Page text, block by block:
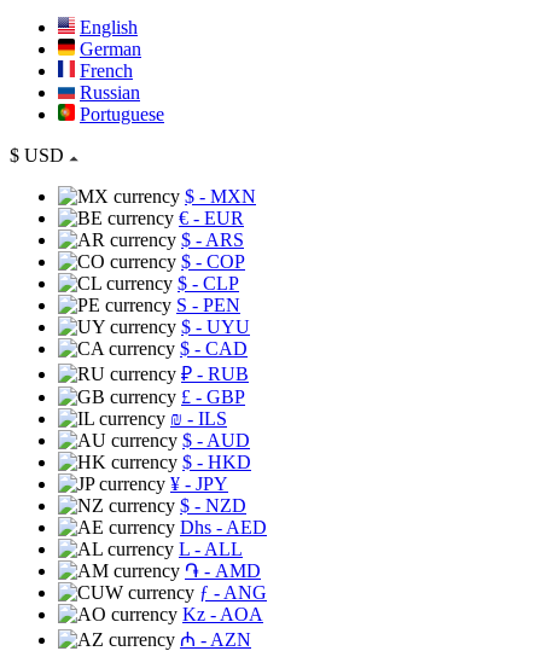
English
German
French
Russian
Portuguese
$ USD
$ - MXN
€ - EUR
$ - ARS
$ - COP
$ - CLP
S - PEN
$ - UYU
$ - CAD
₽ - RUB
£ - GBP
₪ - ILS
$ - AUD
$ - HKD
¥ - JPY
$ - NZD
Dhs - AED
L - ALL
֏ - AMD
ƒ - ANG
Kz - AOA
₼ - AZN